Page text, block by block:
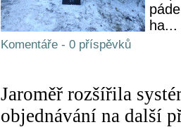
ha...
Komentáře - 0 příspěvků
Jaroměř rozšířila
objednávání na další